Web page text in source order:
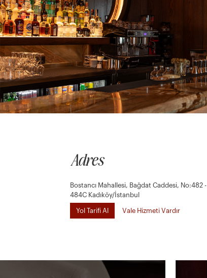
Adres
Bostancı Mahallesi, Bağdat Caddesi, No:482 -
484C Kadıköy/İstanbul
Yol Tarifi Al Vale Hizmeti Vardır